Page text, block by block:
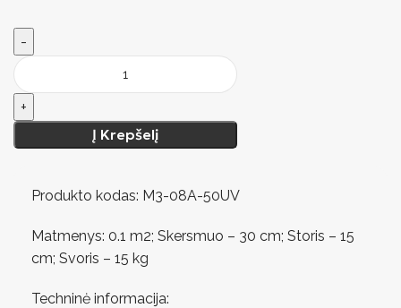
Į Krepšelį
Produkto kodas: M3-08A-50UV
Matmenys: 0.1 m2; Skersmuo – 30 cm; Storis – 15
cm; Svoris – 15 kg
Techninė informacija: